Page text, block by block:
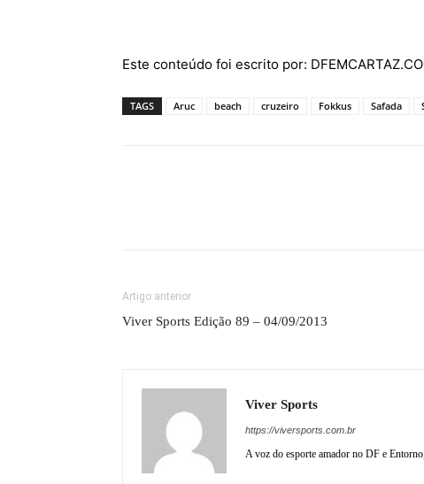
Este conteúdo foi escrito por:
TAGS Aruc beach cruzeiro Fokkus Safada
Artigo anterior
Viver Sports Edição 89 – 04/09/2013
Viver Sports
https://viversports.com.br
A voz do esporte amador no DF e